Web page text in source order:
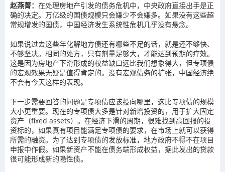
赵燕菁： 在处理房地产引发的债务危机中，中央政府直接出手是正
确的决定。万亿级的国债规模只会嫌少不会嫌多。如果没有这些超
常规增发的国债，中国经济发生系统性危机几乎没有悬念。
如果说过去这些年化解地方债还有哪些不足的话，就是还不够快、
不够坚决。相同的处方，只有剂量足够大，才能达到预期的疗效。
这是因为房地产下滑形成的权益缺口远比我们想象得大，但专项债
的宏观效果无疑是值得肯定的。没有宏观债务的扩张，中国经济绝
不会有今天这样的表现。
下一步需要回答的问题是专项债应该投向哪里，这比专项债的规模
大小更重要。现在的专项债大多是针对新增投资的，用于扩大固定
资产（fixed assets）。在经济下滑的周期，很难找到高回报的投
资标的，如果真有项目能满足专项债的要求，在市场上就可以获得
所需的融资。为了达到专项债的发放标准，地方政府不得不在项目
申报中作假。如果新资产不能在债务端形成权益，据此发出的贷款
很可能形成新的隐性债。